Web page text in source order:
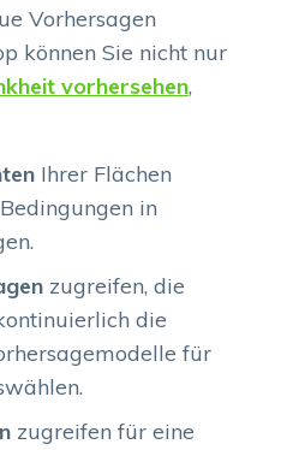
Vorhersagen
können Sie nicht nur
vorhersehen,
Ihrer Flächen
in
zugreifen, die
die
für
zugreifen für eine